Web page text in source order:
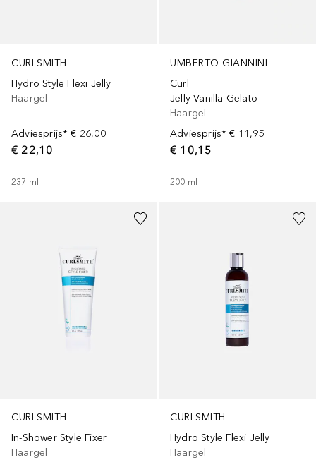
CURLSMITH
Hydro Style Flexi Jelly
Haargel
Adviesprijs* € 26,00
€ 22,10
237 ml
UMBERTO GIANNINI
Curl
Jelly Vanilla Gelato
Haargel
Adviesprijs* € 11,95
€ 10,15
200 ml
CURLSMITH
In-Shower Style Fixer
Haargel
CURLSMITH
Hydro Style Flexi Jelly
Haargel